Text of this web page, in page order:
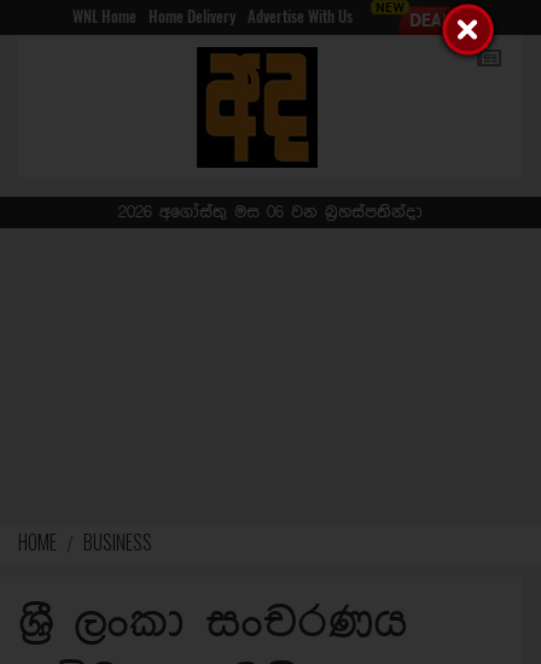
WNL Home Home Delivery Advertise With Us
2026 අගෝස්තු මස 06 වන බ්‍රහස්පතින්දා
HOME BUSINESS
ශ්‍රී ලංකා සංචරණය